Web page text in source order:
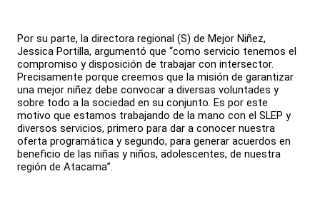
Por su parte, la directora regional (S) de Mejor Niñez,
Jessica Portilla, argumentó que “como servicio tenemos el
compromiso y disposición de trabajar con intersector.
Precisamente porque creemos que la misión de garantizar
una mejor niñez debe convocar a diversas voluntades y
sobre todo a la sociedad en su conjunto. Es por este
motivo que estamos trabajando de la mano con el SLEP y
diversos servicios, primero para dar a conocer nuestra
oferta programática y segundo, para generar acuerdos en
beneficio de las niñas y niños, adolescentes, de nuestra
región de Atacama”.